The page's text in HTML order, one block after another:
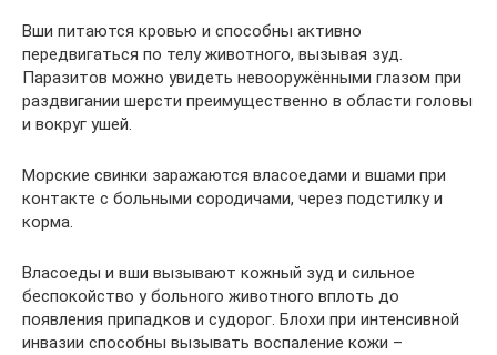
Вши питаются кровью и способны активно
передвигаться по телу животного, вызывая зуд.
Паразитов можно увидеть невооружёнными глазом при
раздвигании шерсти преимущественно в области головы
и вокруг ушей.
Морские свинки заражаются власоедами и вшами при
контакте с больными сородичами, через подстилку и
корма.
Власоеды и вши вызывают кожный зуд и сильное
беспокойство у больного животного вплоть до
появления припадков и судорог. Блохи при интенсивной
инвазии способны вызывать воспаление кожи –